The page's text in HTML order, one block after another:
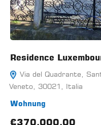
Residence
Via del Quadrante,
Veneto, 30021, Italia
Wohnung
€370.000,00